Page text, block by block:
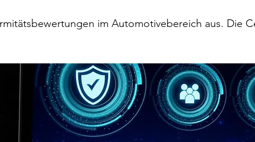
im Automotivebereich aus. Die